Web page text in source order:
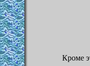
Кроме